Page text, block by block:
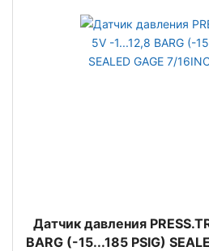
Датчик давления
BARG (-15...185 PSIG)